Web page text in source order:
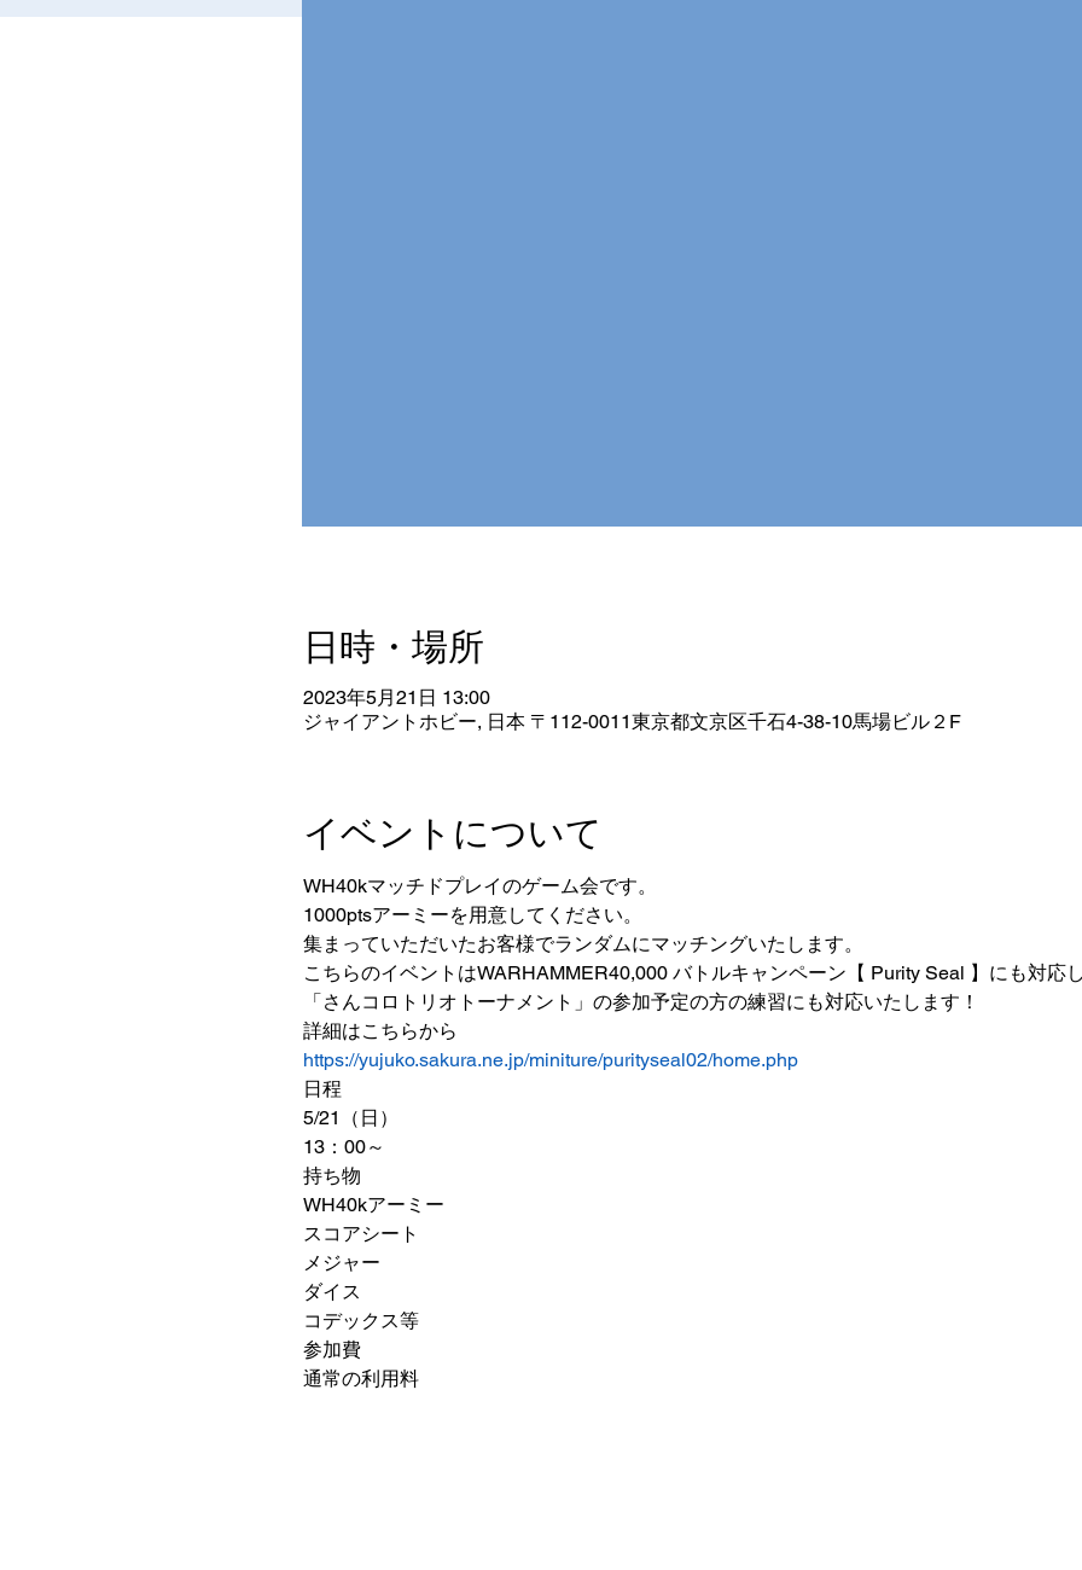
日時・場所
2023年5月21日 13:00
ジャイアントホビー, 日本 〒112-0011東京都文京区千石4-38-10馬場ビル２F
イベントについて
WH40kマッチドプレイのゲーム会です。
1000ptsアーミーを用意してください。
集まっていただいたお客様でランダムにマッチングいたします。
こちらのイベントはWARHAMMER40,000 バトルキャンペーン【 Purity Seal 】にも対応
「さんコロトリオトーナメント」の参加予定の方の練習にも対応いたします！
詳細はこちらから
https://yujuko.sakura.ne.jp/miniture/purityseal02/home.php
日程
5/21（日）
13：00～
持ち物
WH40kアーミー
スコアシート
メジャー
ダイス
コデックス等
参加費
通常の利用料